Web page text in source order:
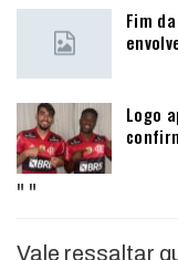
Fim
Logo
" "
Vale ressaltar